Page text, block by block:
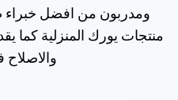
ومدربون من افضل خبراء
منتجات يورك المنزلية كما
والاصلاح